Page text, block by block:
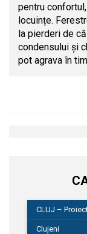
pentru
locuințe.
la pierderi de
condensului și
pot agrava în
CLUJ –
Clujeni